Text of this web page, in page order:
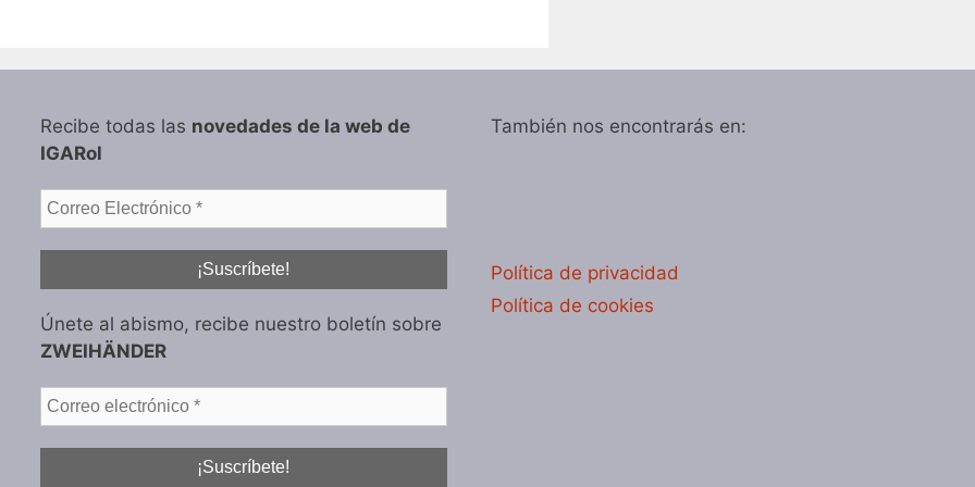
Recibe todas las novedades de la web de
IGARol
Únete al abismo, recibe nuestro boletín sobre
ZWEIHÄNDER
También nos encontrarás en:
Política de privacidad
Política de cookies